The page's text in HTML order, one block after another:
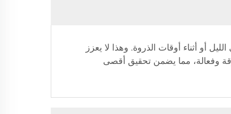
أو أثناء أوقات الذروة. وهذا لا يعزز
وفعالة، مما يضمن تحقيق أقصى